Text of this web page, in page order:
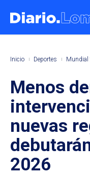
Inicio Deportes Mundial
Menos
nuevas
2026